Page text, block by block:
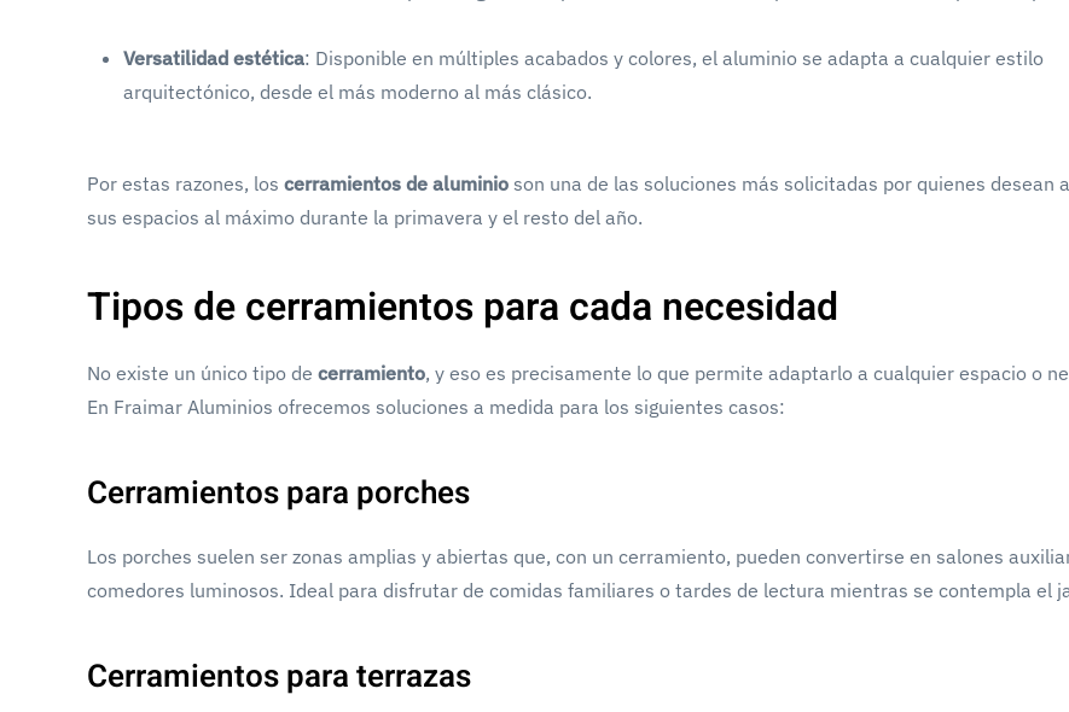
Versatilidad estética: Disponible en múltiples acabados y colores, el aluminio se adapta a cualquier estilo
arquitectónico, desde el más moderno al más clásico.
Por estas razones, los cerramientos de aluminio son una de las soluciones más solicitadas por quienes desean
sus espacios al máximo durante la primavera y el resto del año.
Tipos de cerramientos para cada necesidad
No existe un único tipo de cerramiento, y eso es precisamente lo que permite adaptarlo a cualquier espacio o
En Fraimar Aluminios ofrecemos soluciones a medida para los siguientes casos:
Cerramientos para porches
Los porches suelen ser zonas amplias y abiertas que, con un cerramiento, pueden convertirse en salones
comedores luminosos. Ideal para disfrutar de comidas familiares o tardes de lectura mientras se contempla el
Cerramientos para terrazas